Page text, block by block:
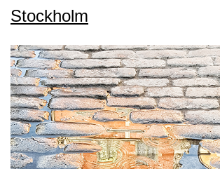
Stockholm